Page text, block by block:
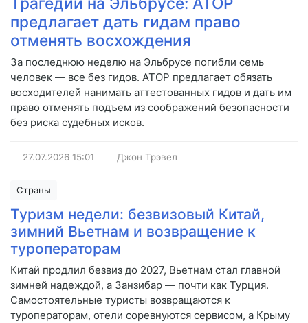
предлагает дать гидам право
отменять восхождения
За последнюю неделю на Эльбрусе погибли семь
человек — все без гидов. АТОР предлагает обязать
восходителей нанимать аттестованных гидов и дать им
право отменять подъем из соображений безопасности
без риска судебных исков.
27.07.2026 15:01 Джон Трэвел
Страны
Туризм недели: безвизовый Китай,
зимний Вьетнам и возвращение к
туроператорам
Китай продлил безвиз до 2027, Вьетнам стал главной
зимней надеждой, а Занзибар — почти как Турция.
Самостоятельные туристы возвращаются к
туроператорам, отели соревнуются сервисом, а Крыму